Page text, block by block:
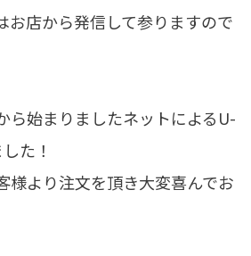
お店から発信して参りますので
ら始まりましたネットによるU-
た！
様より注文を頂き大変喜んでお